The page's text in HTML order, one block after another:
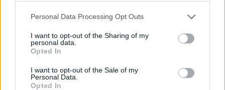
Please note that this website/app uses one or more Google
not limited to your visit or usage behaviour. You may click to
grant or deny consent to Google and its third-party tags to
use your data for below specified purposes in below Google
consent section.
Personal Data Processing Opt Outs
I want to opt-out of the Sharing of my
personal data.
Opted In
I want to opt-out of the Sale of my
Personal Data.
Opted In
Silnik 1.2 TCe w Dacii Duster jest też bardzo oszczędny.
W Warszawie, nawet w gęstym ruchu i w korkach,
przy 140 km/h, było to średnio 7,4-7,8 l/100 km.